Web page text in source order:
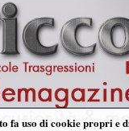
fa uso di cookie propri